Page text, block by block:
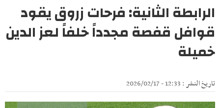
الرابطة الثانية: فرحات زروق يقود
قوافل قفصة مجدداً خلفاً لعز الدين
خميلة
تاريخ النشر : 12:33 - 2026/02/17